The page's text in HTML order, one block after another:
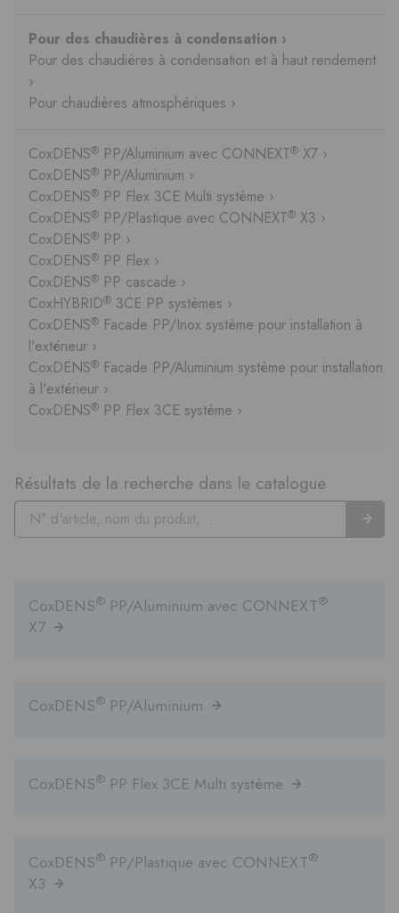
Pour des chaudières à condensation ›
Pour des chaudières à condensation et à haut rendement
›
Pour chaudières atmosphériques ›
CoxDENS® PP/Aluminium avec CONNEXT® X7 ›
CoxDENS® PP/Aluminium ›
CoxDENS® PP Flex 3CE Multi système ›
CoxDENS® PP/Plastique avec CONNEXT® X3 ›
CoxDENS® PP ›
CoxDENS® PP Flex ›
CoxDENS® PP cascade ›
CoxHYBRID® 3CE PP systèmes ›
CoxDENS® Facade PP/Inox système pour installation à
l'extérieur ›
CoxDENS® Facade PP/Aluminium système pour installation
à l'extérieur ›
CoxDENS® PP Flex 3CE système ›
Résultats de la recherche dans le catalogue
CoxDENS® PP/Aluminium avec CONNEXT®
X7
CoxDENS® PP/Aluminium
CoxDENS® PP Flex 3CE Multi système
CoxDENS® PP/Plastique avec CONNEXT®
X3